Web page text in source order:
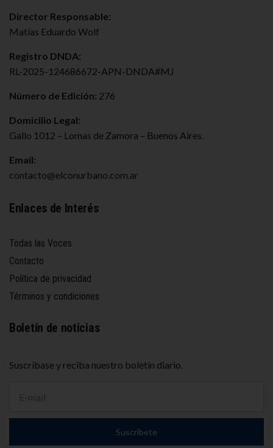
Director Responsable:
Matías Eduardo Wolf
Registro DNDA:
RL-2025-124686672-APN-DNDA#MJ
Número de Edición: 276
Domicilio Legal:
Gallo 1012 – Lomas de Zamora – Buenos Aires.
Email:
contacto@elconurbano.com.ar
Enlaces de Interés
Todas las Voces
Contacto
Política de privacidad
Términos y condiciones
Boletín de noticias
Suscríbase y reciba nuestro boletín diario.
e
c
Suscríbete